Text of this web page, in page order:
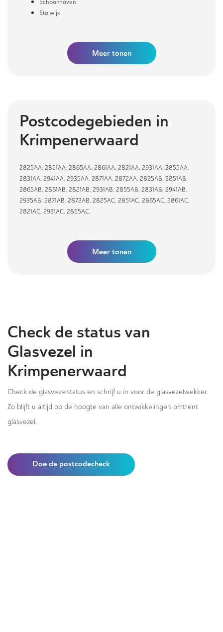
Schoonhoven
Stolwijk
Meertonen
Postcodegebieden in
Krimpenerwaard
2825AA, 2851AA, 2865AA, 2861AA, 2821AA, 2931AA, 2855AA,
2831AA, 2941AA, 2935AA, 2871AA, 2872AA, 2825AB, 2851AB,
2865AB, 2861AB, 2821AB, 2931AB, 2855AB, 2831AB, 2941AB,
2935AB, 2871AB, 2872AB, 2825AC, 2851AC, 2865AC, 2861AC,
2821AC, 2931AC, 2855AC,
Meer tonen
Check de status van
Glasvezel in
Krimpenerwaard
Check de glasvezelstatus en schrijf u in voor de glasvezelwekker.
Zo blijft u altijd op de hoogte van alle ontwikkelingen omtrent
glasvezel.
Doe de postcodecheck